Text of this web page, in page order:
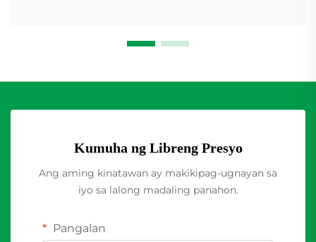
Kumuha ng Libreng Presyo
Ang aming kinatawan ay makikipag-ugnayan sa
iyo sa lalong madaling panahon.
Pangalan